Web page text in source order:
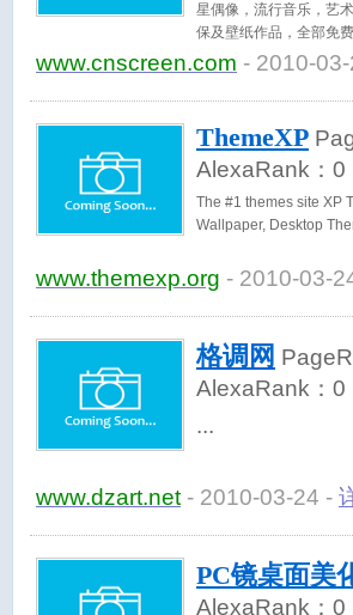
星偶像，流行音乐，艺
保及壁纸作品，全部免费
www.cnscreen.com - 2010-
ThemeXP
AlexaRank： 0
The #1 themes site XP
Wallpaper, Desktop
www.themexp.org - 2010-03-
格调网
AlexaRank： 0
www.dzart.net- 2010-03-24 -
PC镜桌面美
AlexaRank： 0